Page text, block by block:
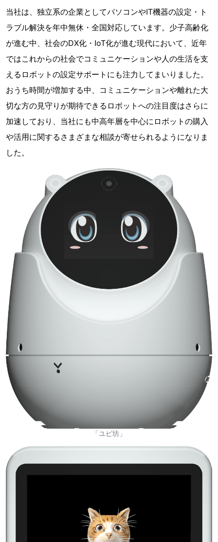
当社は、独立系の企業としてパソコンやIT機器の設定・ト
ラブル解決を年中無休・全国対応しています。少子高齢化
が進む中、社会のDX化・IoT化が進む現代において、近年
ではこれからの社会でコミュニケーションや人の生活を支
えるロボットの設定サポートにも注力してまいりました。
おうち時間が増加する中、コミュニケーションや離れた大
切な方の見守りが期待できるロボットへの注目度はさらに
加速しており、当社にも中高年層を中心にロボットの購入
や活用に関するさまざまな相談が寄せられるようになりま
した。
「ユピ坊」